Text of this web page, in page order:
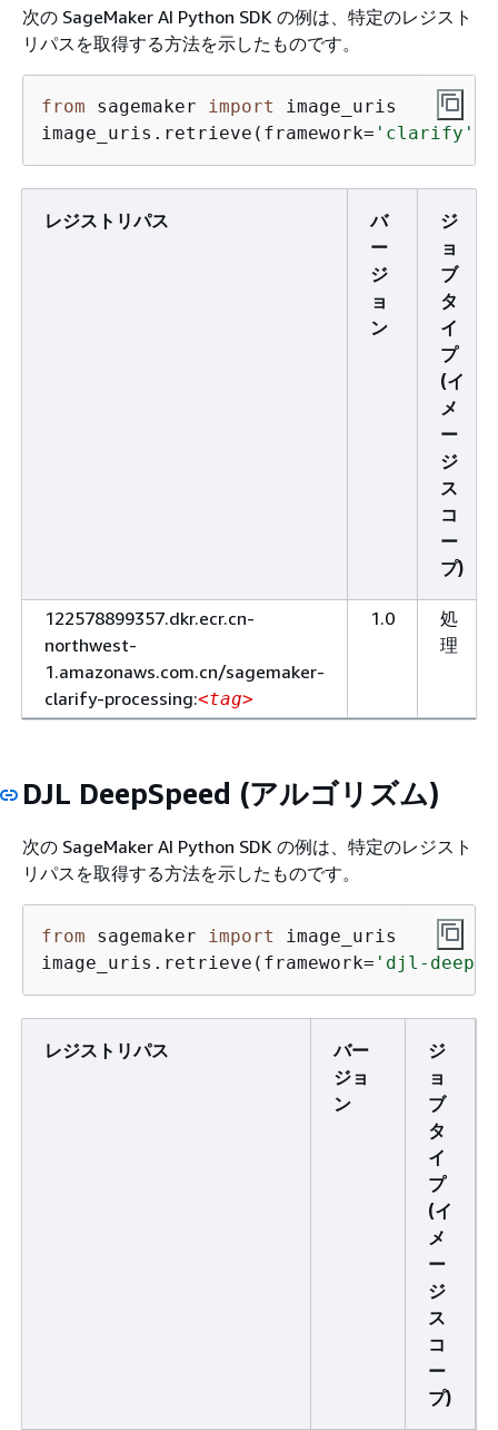
次の SageMaker AI Python SDK の例は、特定のレジスト
リパスを取得する方法を示したものです。
from sagemaker import
image_uris
image_uris.retrieve(framework= 'clarify'
レジストリパス
バ
ー
ジ
ョ
ン
ジ
ョ
ブ
タ
イ
プ
(イ
メ
ー
ジ
ス
コ
ー
プ)
122578899357.dkr.ecr.cn-
northwest-
1.amazonaws.com.cn/sagemaker-
clarify-processing:<tag>
1.0
処
理
DJL DeepSpeed (アルゴリズム)
次の SageMaker AI Python SDK の例は、特定のレジスト
リパスを取得する方法を示したものです。
from sagemaker import
image_uris
image_uris.retrieve(framework= 'djl-
レジストリパス
バー
ジョ
ン
ジ
ョ
ブ
タ
イ
プ
(イ
メ
ー
ジ
ス
コ
ー
プ)